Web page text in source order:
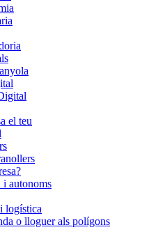
el teu
i autonoms
logística
o lloguer als polígons